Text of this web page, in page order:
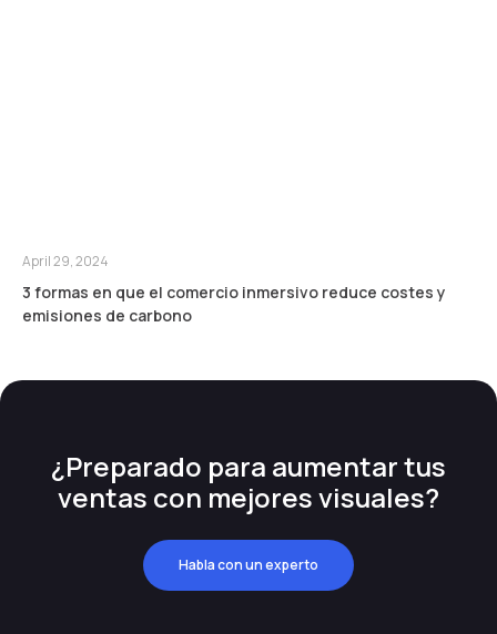
April 29, 2024
3 formas en que el comercio inmersivo reduce costes y
emisiones de carbono
¿Preparado para aumentar tus
ventas con mejores visuales?
Habla con un experto